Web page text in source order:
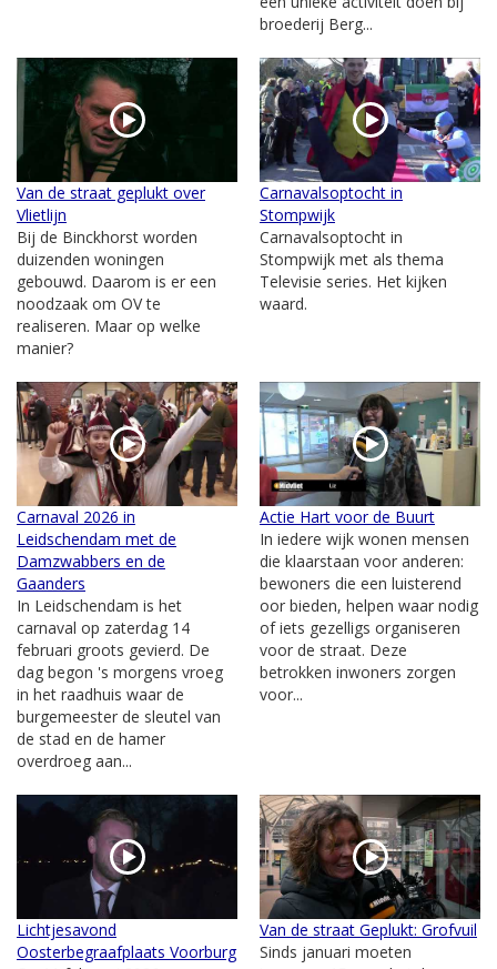
broederij Berg...
Van de straat geplukt over
Vlietlijn
Bij de Binckhorst worden
duizenden woningen
gebouwd. Daarom is er een
noodzaak om OV te
realiseren. Maar op welke
manier?
Carnavalsoptocht in
Stompwijk
Carnavalsoptocht in
Stompwijk met als thema
Televisie series. Het kijken
waard.
Carnaval 2026 in
Leidschendam met de
Damzwabbers en de
Gaanders
In Leidschendam is het
carnaval op zaterdag 14
februari groots gevierd. De
dag begon 's morgens vroeg
in het raadhuis waar de
burgemeester de sleutel van
de stad en de hamer
overdroeg aan...
Actie Hart voor de Buurt
In iedere wijk wonen mensen
die klaarstaan voor anderen:
bewoners die een luisterend
oor bieden, helpen waar nodig
of iets gezelligs organiseren
voor de straat. Deze
betrokken inwoners zorgen
voor...
Lichtjesavond
Oosterbegraafplaats Voorburg
Van de straat Geplukt: Grofvuil
Sinds januari moeten